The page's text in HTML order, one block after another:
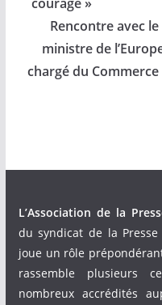
Rencontre avec
ministre de
chargé du
L’Association de la
du syndicat de la Presse
joue un rôle
rassemble plusieurs
nombreux accrédités